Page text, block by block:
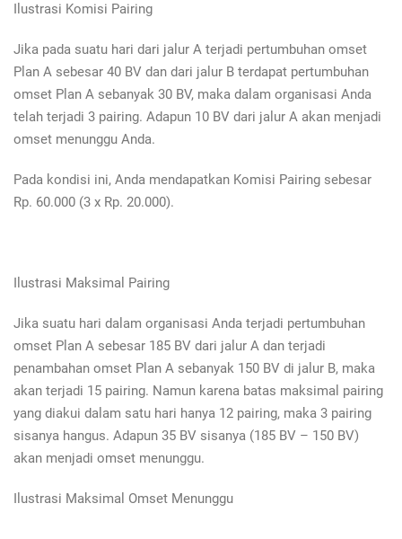
Ilustrasi Komisi Pairing
Jika pada suatu hari dari jalur A terjadi pertumbuhan omset
Plan A sebesar 40 BV dan dari jalur B terdapat pertumbuhan
omset Plan A sebanyak 30 BV, maka dalam organisasi Anda
telah terjadi 3 pairing. Adapun 10 BV dari jalur A akan menjadi
omset menunggu Anda.
Pada kondisi ini, Anda mendapatkan Komisi Pairing sebesar
Rp. 60.000 (3 x Rp. 20.000).
Ilustrasi Maksimal Pairing
Jika suatu hari dalam organisasi Anda terjadi pertumbuhan
omset Plan A sebesar 185 BV dari jalur A dan terjadi
penambahan omset Plan A sebanyak 150 BV di jalur B, maka
akan terjadi 15 pairing. Namun karena batas maksimal pairing
yang diakui dalam satu hari hanya 12 pairing, maka 3 pairing
sisanya hangus. Adapun 35 BV sisanya (185 BV – 150 BV)
akan menjadi omset menunggu.
Ilustrasi Maksimal Omset Menunggu